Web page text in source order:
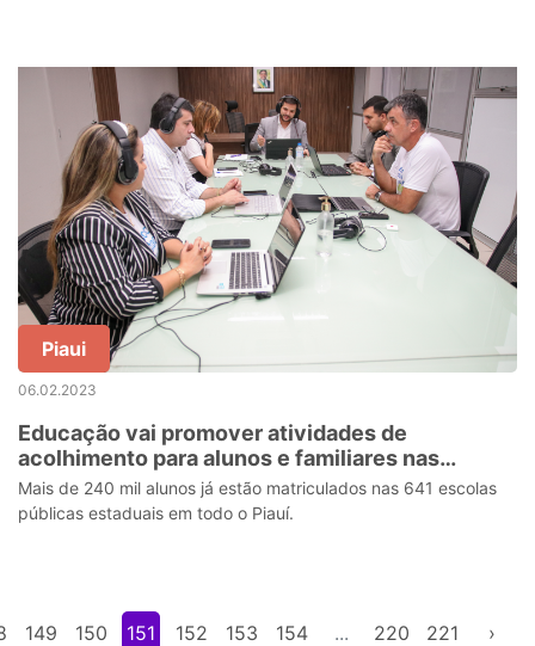
Piaui
06.02.2023
Educação vai promover atividades de
acolhimento para alunos e familiares nas
escolas
Mais de 240 mil alunos já estão matriculados nas 641 escolas
públicas estaduais em todo o Piauí.
149 150 151 152 153 154 ... 220 221 ›